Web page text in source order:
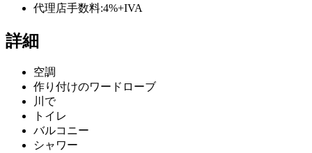
代理店手数料:4%+IVA
詳細
空調
作り付けのワードローブ
川で
トイレ
バルコニー
シャワー